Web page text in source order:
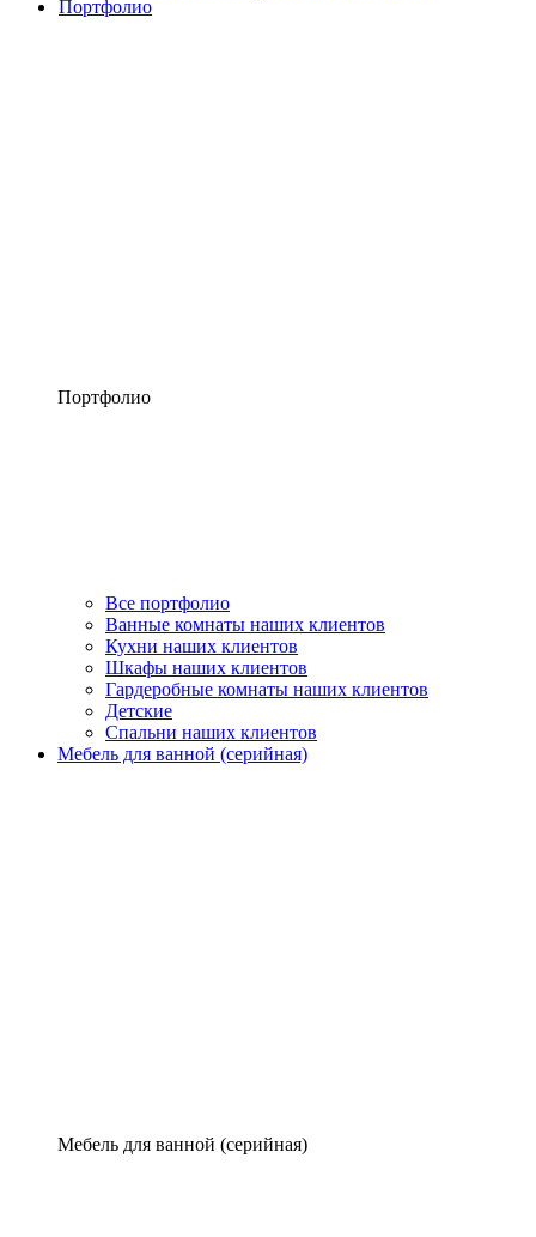
Портфолио
Портфолио
Все портфолио
Ванные комнаты наших клиентов
Кухни наших клиентов
Шкафы наших клиентов
Гардеробные комнаты наших клиентов
Детские
Спальни наших клиентов
Мебель для ванной (серийная)
Мебель для ванной (серийная)